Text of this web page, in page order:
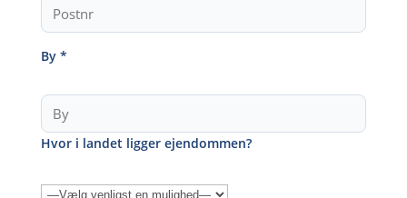
By *
Hvor i landet ligger ejendommen?